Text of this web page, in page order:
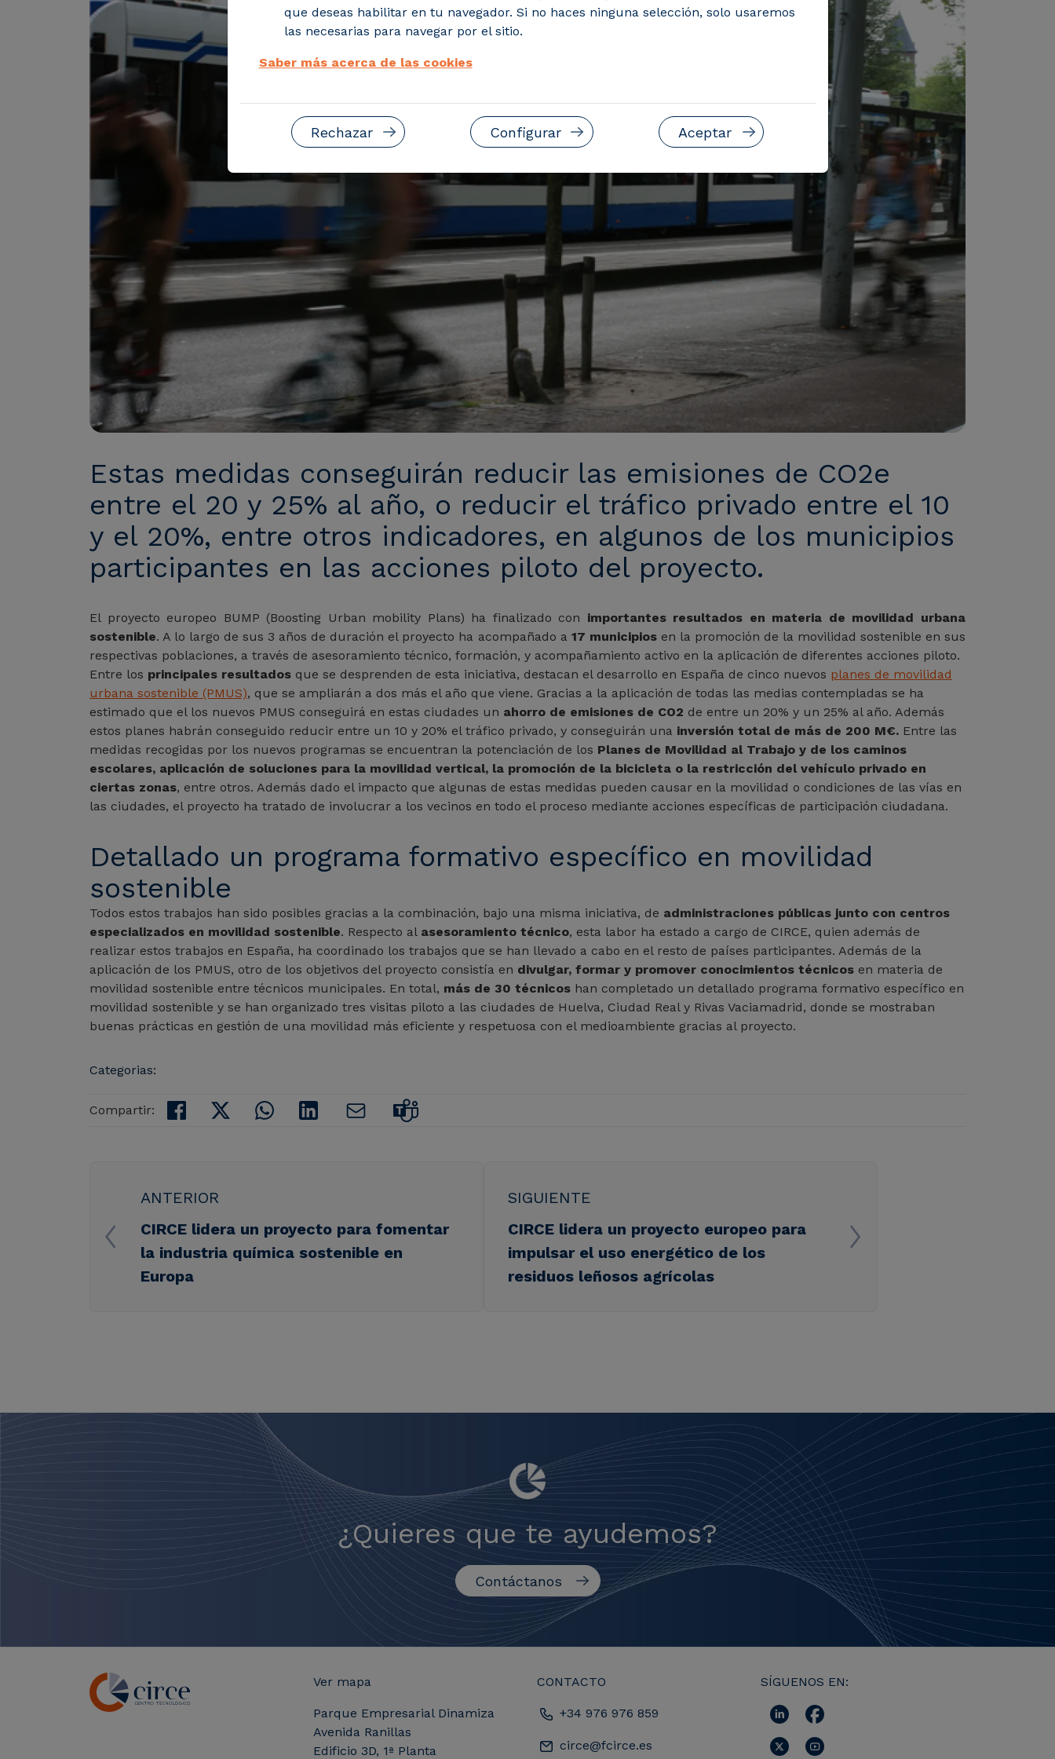
Estas medidas conseguirán reducir las emisiones de CO2e
entre el 20 y 25% al año, o reducir el tráfico privado entre el 10
y el 20%, entre otros indicadores, en algunos de los municipios
participantes en las acciones piloto del proyecto.
El proyecto europeo BUMP (Boosting Urban mobility Plans) ha finalizado con importantes resultados en materia de movilidad urbana
sostenible. A lo largo de sus 3 años de duración el proyecto ha acompañado a 17 municipios en la promoción de la movilidad sostenible en sus
respectivas poblaciones, a través de asesoramiento técnico, formación, y acompañamiento activo en la aplicación de diferentes acciones piloto.
Entre los principales resultados que se desprenden de esta iniciativa, destacan el desarrollo en España de cinco nuevos planes de movilidad
urbana sostenible (PMUS), que se ampliarán a dos más el año que viene. Gracias a la aplicación de todas las medias contempladas se ha
estimado que el los nuevos PMUS conseguirá en estas ciudades un ahorro de emisiones de CO2 de entre un 20% y un 25% al año. Además
estos planes habrán conseguido reducir entre un 10 y 20% el tráfico privado, y conseguirán una inversión total de más de 200 M€. Entre las
medidas recogidas por los nuevos programas se encuentran la potenciación de los Planes de Movilidad al Trabajo y de los caminos
escolares, aplicación de soluciones para la movilidad vertical, la promoción de la bicicleta o la restricción del vehículo privado en
ciertas zonas, entre otros. Además dado el impacto que algunas de estas medidas pueden causar en la movilidad o condiciones de las vías en
las ciudades, el proyecto ha tratado de involucrar a los vecinos en todo el proceso mediante acciones específicas de participación ciudadana.
Detallado un programa formativo específico en movilidad
sostenible
Todos estos trabajos han sido posibles gracias a la combinación, bajo una misma iniciativa, de administraciones públicas junto con centros
especializados en movilidad sostenible. Respecto al asesoramiento técnico, esta labor ha estado a cargo de CIRCE, quien además de
realizar estos trabajos en España, ha coordinado los trabajos que se han llevado a cabo en el resto de países participantes. Además de la
aplicación de los PMUS, otro de los objetivos del proyecto consistía en divulgar, formar y promover conocimientos técnicos en materia de
movilidad sostenible entre técnicos municipales. En total, más de 30 técnicos han completado un detallado programa formativo específico en
movilidad sostenible y se han organizado tres visitas piloto a las ciudades de Huelva, Ciudad Real y Rivas Vaciamadrid, donde se mostraban
buenas prácticas en gestión de una movilidad más eficiente y respetuosa con el medioambiente gracias al proyecto.
Categorias:
Compartir:
ANTERIOR
CIRCE lidera un proyecto para fomentar
la industria química sostenible en
Europa
SIGUIENTE
CIRCE lidera un proyecto europeo para
impulsar el uso energético de los
residuos leñosos agrícolas
¿Quieres que te ayudemos?
Contáctanos
Ver mapa
Parque Empresarial Dinamiza
Avenida Ranillas
Edificio 3D, 1ª Planta
CONTACTO
+34 976 976 859
circe@fcirce.es
SÍGUENOS EN:
que deseas habilitar en tu navegador. Si no haces ninguna selección, solo usaremos
las necesarias para navegar por el sitio.
Saber más acerca de las cookies
Rechazar Configurar Aceptar